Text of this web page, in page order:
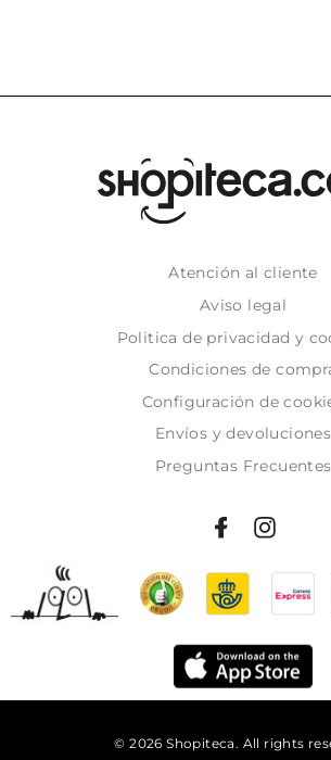
Atención al cliente
Aviso legal
Politica de privacidad y
Condiciones de
Configuración de
Envíos y devoluciones
Preguntas Frecuentes
© 2026 Shopiteca. All rights